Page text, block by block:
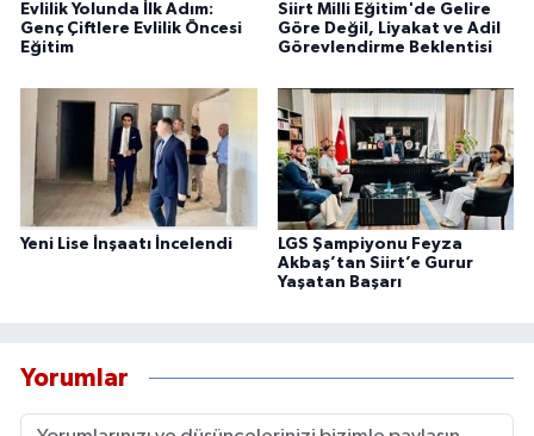
Evlilik Yolunda İlk Adım:
Genç Çiftlere Evlilik Öncesi
Eğitim
Siirt Milli Eğitim'de Gelire
Göre Değil, Liyakat ve Adil
Görevlendirme Beklentisi
Yeni Lise İnşaatı İncelendi
LGS Şampiyonu Feyza
Akbaş’tan Siirt’e Gurur
Yaşatan Başarı
Yorumlar